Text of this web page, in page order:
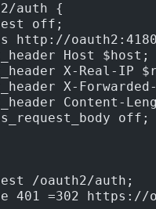
auth {
off;
http://
Host $host;
X-Real-IP
X-
Content-
off;
/oauth2/auth;
401 =302